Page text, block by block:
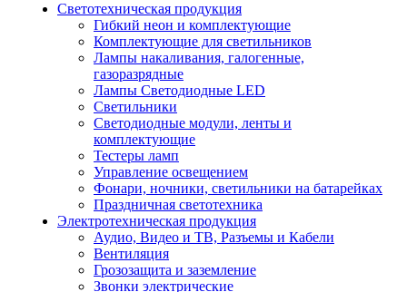
Светотехническая продукция
Гибкий неон и комплектующие
Комплектующие для светильников
Лампы накаливания, галогенные,
газоразрядные
Лампы Светодиодные LED
Светильники
Светодиодные модули, ленты и
комплектующие
Тестеры ламп
Управление освещением
Фонари, ночники, светильники на батарейках
Праздничная светотехника
Электротехническая продукция
Аудио, Видео и ТВ, Разъемы и Кабели
Вентиляция
Грозозащита и заземление
Звонки электрические